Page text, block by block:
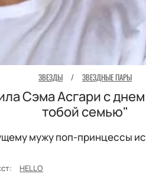
ЗВЕЗДЫ / ЗВЕЗДНЫЕ ПАРЫ
Сэма Асгари с
тобой семью"
мужу поп-принцессы
HELLO